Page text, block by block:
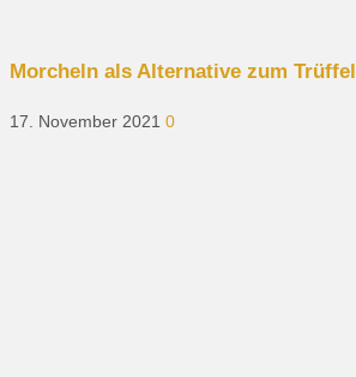
Morcheln als Alternative zum Trüffel
17. November 2021 0